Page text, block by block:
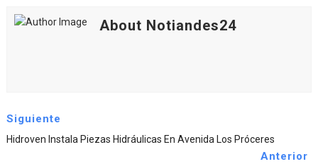
About Notiandes24
Siguiente
Hidroven Instala Piezas Hidráulicas En Avenida Los Próceres
Anterior